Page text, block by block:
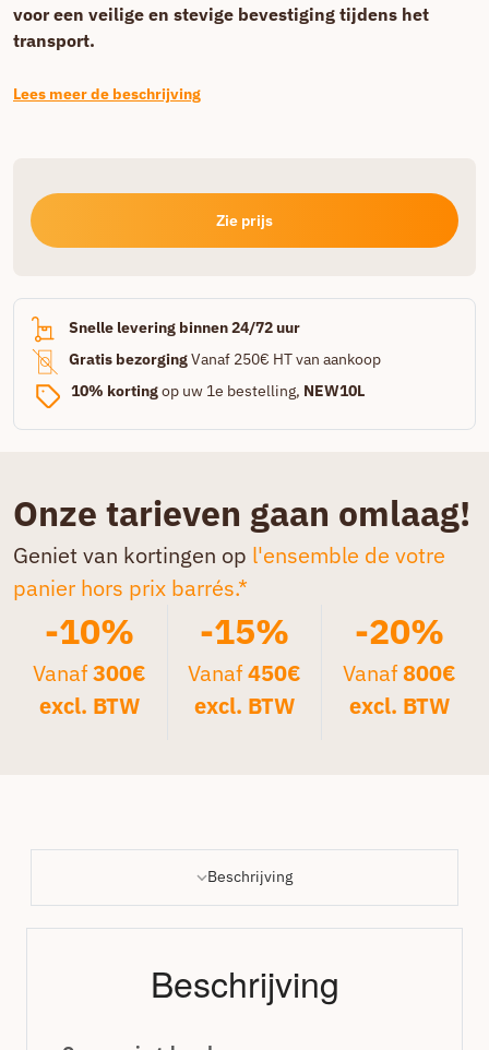
voor een veilige en stevige bevestiging tijdens het
transport.
Lees meer de beschrijving
Zie prijs
Snelle levering binnen 24/72 uur
Gratis bezorgingVanaf 250€ HT van aankoop
10% kortingop uw 1e bestelling, NEW10L
Onze tarieven gaan omlaag!
Geniet van kortingen op l'ensemble de votre
panier hors prix barrés.*
-10%
Vanaf300€
excl. BTW
-15%
Vanaf450€
excl. BTW
-20%
Vanaf800€
excl. BTW
Beschrijving
Beschrijving